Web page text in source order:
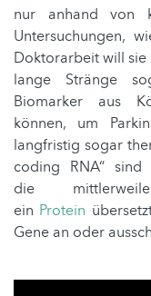
nur anhand von
Untersuchungen,
Doktorarbeit will sie
lange Stränge
Biomarker aus
können, um
langfristig sogar
coding RNA“ sind
die
ein Protein
Gene an oder